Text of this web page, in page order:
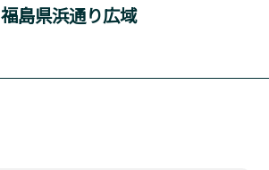
福島県浜通り広域